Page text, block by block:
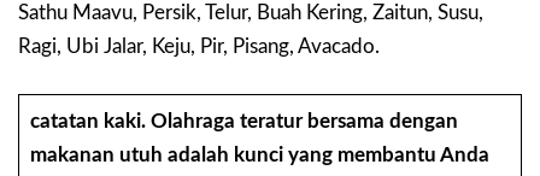
Sathu Maavu, Persik, Telur, Buah Kering, Zaitun, Susu,
Ragi, Ubi Jalar, Keju, Pir, Pisang, Avacado.
catatan kaki. Olahraga teratur bersama dengan
makanan utuh adalah kunci yang membantu Anda